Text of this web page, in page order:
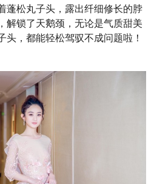
蓬松丸子头，露出纤细修长的脖
解锁了天鹅颈，无论是气质甜美
头，都能轻松驾驭不成问题啦！